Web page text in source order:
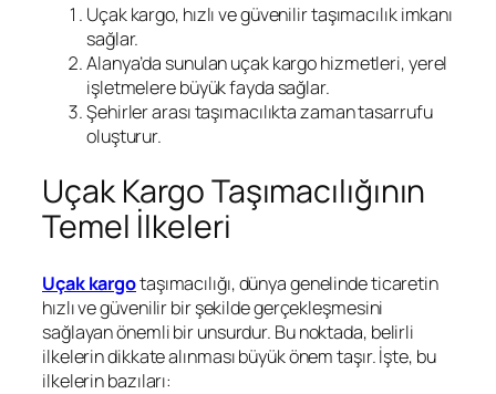
Uçak kargo, hızlı ve güvenilir taşımacılık imkanı
sağlar.
Alanya’da sunulan uçak kargo hizmetleri, yerel
işletmelere büyük fayda sağlar.
Şehirler arası taşımacılıkta zaman tasarrufu
oluşturur.
Uçak Kargo Taşımacılığının
Temel İlkeleri
Uçak kargotaşımacılığı, dünya genelinde ticaretin
hızlı ve güvenilir bir şekilde gerçekleşmesini
sağlayan önemli bir unsurdur. Bu noktada, belirli
ilkelerin dikkate alınması büyük önem taşır. İşte, bu
ilkelerin bazıları: